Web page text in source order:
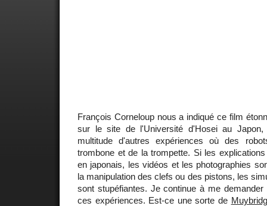
François Corneloup nous a indiqué ce film
sur le site de l'Université d'Hosei au Japon,
multitude d'autres expériences où des
trombone et de la trompette. Si les
en japonais, les vidéos et les photographies
la manipulation des clefs ou des pistons, les
sont stupéfiantes. Je continue à me
ces expériences. Est-ce une sorte de